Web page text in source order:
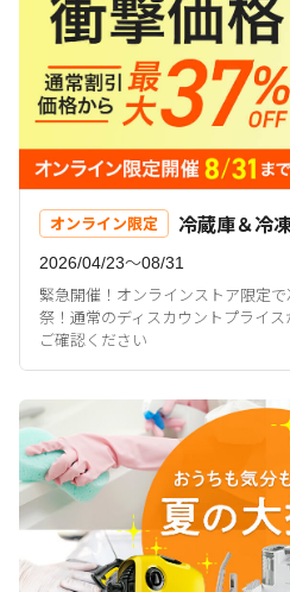
オンライン限定 冷蔵庫＆冷
2026/04/23〜08/31
緊急開催！オンラインストア限定
祭！通常のディスカウントプライ
ご確認ください